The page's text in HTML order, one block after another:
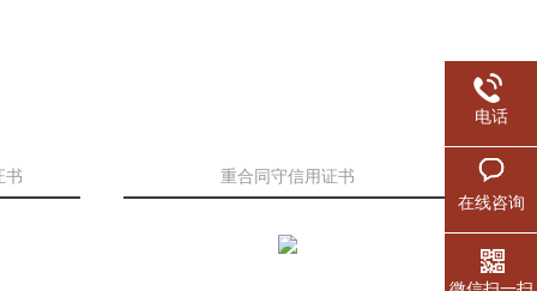
书 重合同守信用证书
电话
在线咨询